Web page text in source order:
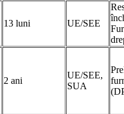
13 luni UE/SEE
2 ani
UE/SEE,
SUA